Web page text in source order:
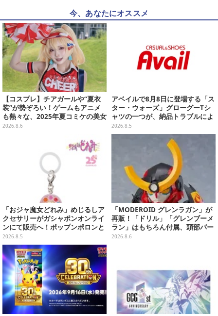
今、あなたにオススメ
【コスプレ】チアガールや“夏衣
装”が勢ぞろい！ゲームもアニメ
も熱々な、2025年夏コミケの美女
レイヤーをプレイバック
2026.8.6
アベイルで8月8日に登場する「ス
ター・ウォーズ」グローグーTシ
ャツの一つが、納品トラブルによ
り販売日変更へ
2026.8.5
「おジャ魔女どれみ」めじるしア
クセサリーがガシャポンオンライ
ンにて販売へ！ポップンポロンと
魔法玉の2連チャームなど全9種
2026.8.5
「MODEROID グレンラガン」が
再販！「ドリル」「グレンブーメ
ラン」はもちろん付属、頭部パー
ツを組み替えると「ラガン」も再
2026.8.6